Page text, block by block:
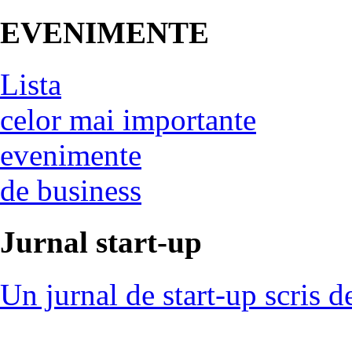
EVENIMENTE
Lista
celor mai importante
evenimente
de business
Jurnal start-up
Un jurnal de start-up scris